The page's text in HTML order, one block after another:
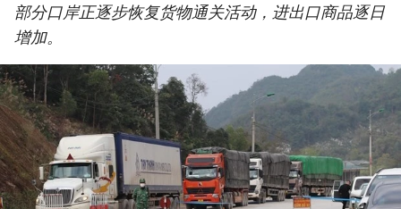
社会
环保
文化
体育
国际
部分口岸正逐步恢复货物通关活动，进出口商品逐日
增加。